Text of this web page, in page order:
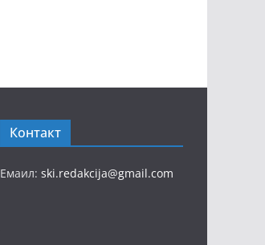
Контакт
Емаил: ski.redakcija@gmail.com